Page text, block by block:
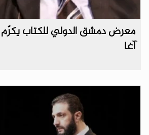
معرض دمشق الدولي للكتاب
آغا